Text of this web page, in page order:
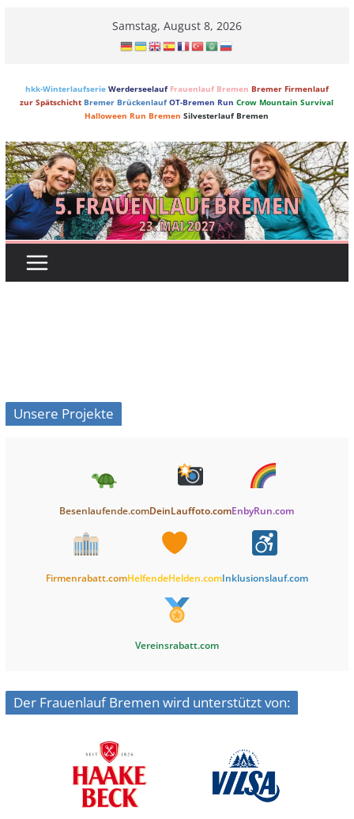
Samstag, August 8, 2026
hkk-Winterlaufserie Werderseelauf Frauenlauf Bremen Bremer Firmenlauf
zur Spätschicht Bremer Brückenlauf OT-Bremen Run Crow Mountain Survival
Halloween Run Bremen Silvesterlauf Bremen
Unsere Projekte
Besenlaufende.comDeinLauffoto.comEnbyRun.com
Firmenrabatt.comHelfendeHelden.comInklusionslauf.com
Vereinsrabatt.com
Der Frauenlauf Bremen wird unterstützt von: